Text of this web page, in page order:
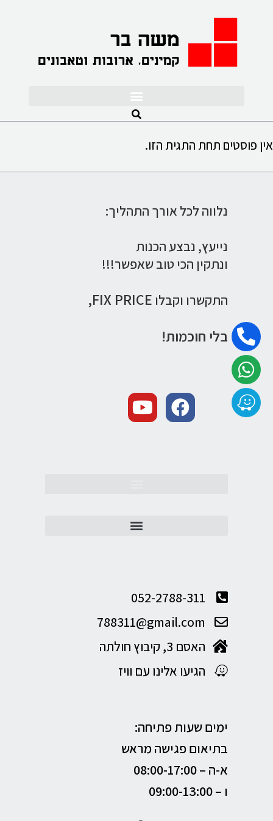
אין פוסטים תחת התגית הזו.
נלווה לכל אורך התהליך:
נייעץ, נבצע הכנות
ונתקין הכי טוב שאפשר!!!
התקשרו וקבלו FIX PRICE,
בלי חוכמות!
052-2788-311
788311@gmail.com
האסם 3, קיבוץ חולתה
הגיעו אלינו עם וויז
ימים שעות פתיחה:
בתיאום פגישה מראש
א-ה –08:00-17:00
ו – 09:00-13:00